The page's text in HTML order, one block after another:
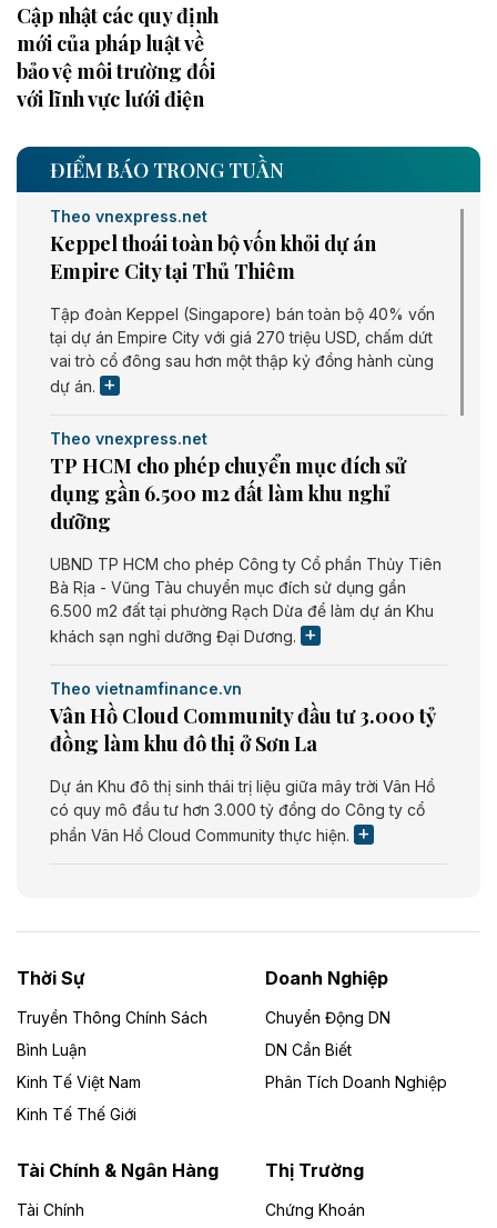
Cập nhật các quy định
mới của pháp luật về
bảo vệ môi trường đối
với lĩnh vực lưới điện
ĐIỂM BÁO TRONG TUẦN
Theo vnexpress.net
Keppel thoái toàn bộ vốn khỏi dự án
Empire City tại Thủ Thiêm
Tập đoàn Keppel (Singapore) bán toàn bộ 40% vốn
tại dự án Empire City với giá 270 triệu USD, chấm dứt
vai trò cổ đông sau hơn một thập kỷ đồng hành cùng
dự án.
Theo vnexpress.net
TP HCM cho phép chuyển mục đích sử
dụng gần 6.500 m2 đất làm khu nghỉ
dưỡng
UBND TP HCM cho phép Công ty Cổ phần Thủy Tiên
Bà Rịa - Vũng Tàu chuyển mục đích sử dụng gần
6.500 m2 đất tại phường Rạch Dừa để làm dự án Khu
khách sạn nghỉ dưỡng Đại Dương.
Theo vietnamfinance.vn
Vân Hồ Cloud Community đầu tư 3.000 tỷ
đồng làm khu đô thị ở Sơn La
Dự án Khu đô thị sinh thái trị liệu giữa mây trời Vân Hồ
có quy mô đầu tư hơn 3.000 tỷ đồng do Công ty cổ
phần Vân Hồ Cloud Community thực hiện.
Dự án Nhà máy xử lý rác và phát điện Bắc Giang do
Công ty TNHH Năng lượng môi trường Bắc Giang làm
Theo vietnamfinance.vn
Đức Long Gia Lai mở rộng ‘hệ sinh thái’
Lai
Bốn doanh nghiệp có sự góp vốn của Công ty Cổ
Thời Sự
Truyền Thông Chính Sách
Bình Luận
Kinh Tế Việt Nam
Kinh Tế Thế Giới
Doanh Nghiệp
Chuyển Động DN
DN Cần Biết
Phân Tích Doanh Nghiệp
Tài Chính & Ngân Hàng
Tài Chính
Thị Trường
Chứng Khoán